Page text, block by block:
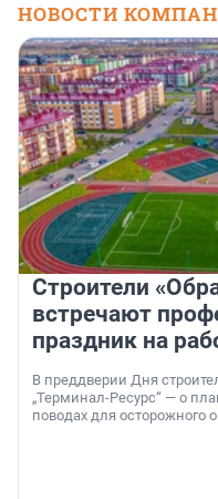
НОВОСТИ
Строители
встречают
праздник на
В преддверии Дня
„Терминал-Ресурс“ — о
поводах для осторожного